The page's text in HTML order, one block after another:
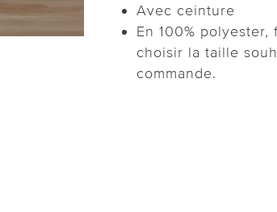
Avec ceinture
En 100%
choisir la taille
commande.